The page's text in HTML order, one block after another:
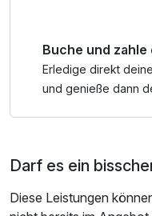
Buche und
Erledige direkt
und genieße dann
Darf es ein
Diese Leistungen